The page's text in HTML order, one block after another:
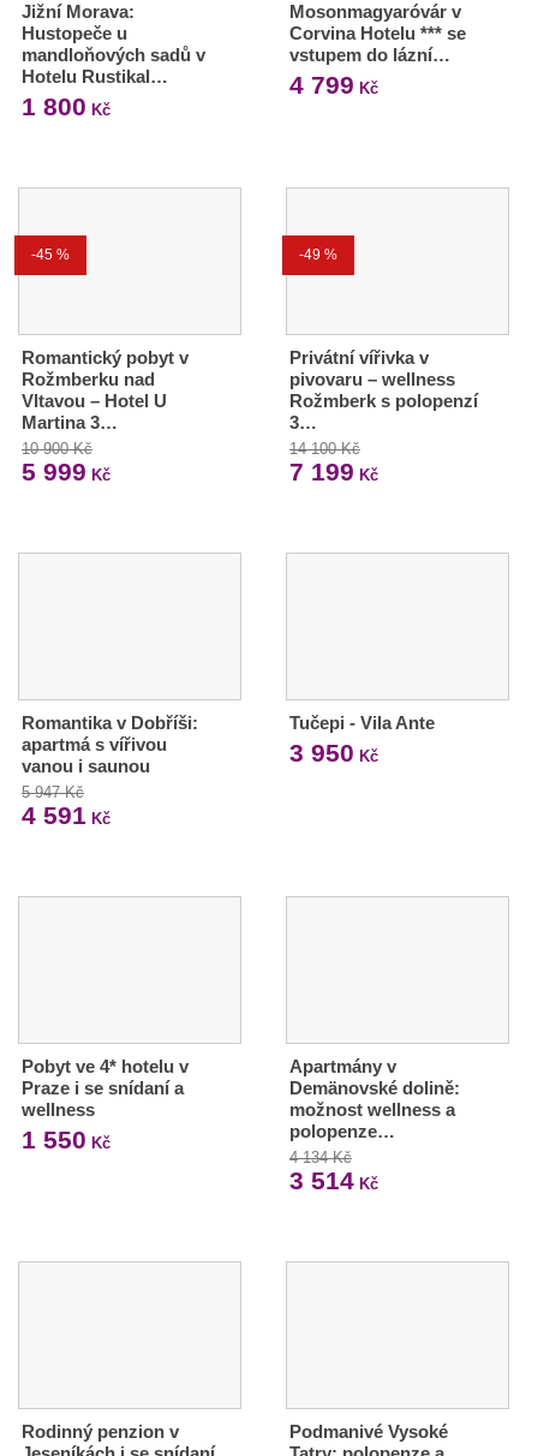
Jižní Morava:
Hustopeče u
mandloňových sadů v
Hotelu Rustikal…
1 800 Kč
Mosonmagyaróvár v
Corvina Hotelu *** se
vstupem do lázní…
4 799 Kč
-45 %
Romantický pobyt v
Rožmberku nad
Vltavou – Hotel U
Martina 3…
10 900 Kč
5 999 Kč
-49 %
Privátní vířivka v
pivovaru – wellness
Rožmberk s polopenzí
3…
14 100 Kč
7 199 Kč
Romantika v Dobříši:
apartmá s vířivou
vanou i saunou
5 947 Kč
4 591 Kč
Tučepi - Vila Ante
3 950 Kč
Pobyt ve 4* hotelu v
Praze i se snídaní a
wellness
1 550 Kč
Apartmány v
Demänovské dolině:
možnost wellness a
polopenze…
4 134 Kč
3 514Kč
Rodinný penzion v
Podmanivé Vysoké